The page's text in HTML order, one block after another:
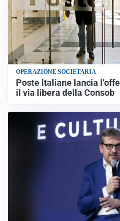
OPERAZIONE SOCIETARIA
Poste Italiane lancia
il via libera della Consob